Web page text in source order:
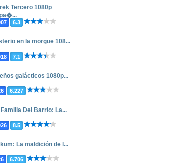
Tercero 1080p
6.3
en la morgue 108...
7.1
galácticos 1080p...
6.227
Familia Del Barrio: La...
8.5
La maldición de l...
6.706